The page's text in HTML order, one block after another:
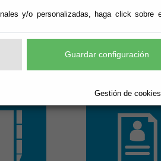
y/o personalizadas, haga click sobre
Guardar configuración
Gestión de